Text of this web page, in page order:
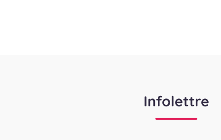
Infolettre